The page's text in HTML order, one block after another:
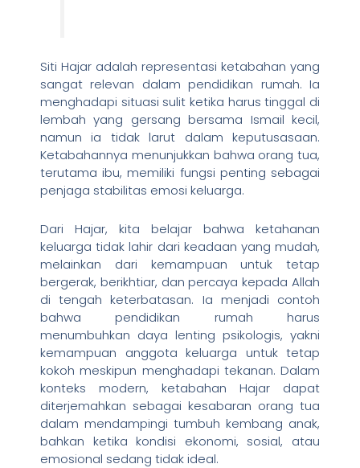
Siti Hajar adalah representasi ketabahan yang
sangat relevan dalam pendidikan rumah. Ia
menghadapi situasi sulit ketika harus tinggal di
lembah yang gersang bersama Ismail kecil,
namun ia tidak larut dalam keputusasaan.
Ketabahannya menunjukkan bahwa orang tua,
terutama ibu, memiliki fungsi penting sebagai
penjaga stabilitas emosi keluarga.
Dari Hajar, kita belajar bahwa ketahanan
keluarga tidak lahir dari keadaan yang mudah,
melainkan dari kemampuan untuk tetap
bergerak, berikhtiar, dan percaya kepada Allah
di tengah keterbatasan. Ia menjadi contoh
bahwa pendidikan rumah harus
menumbuhkan daya lenting psikologis, yakni
kemampuan anggota keluarga untuk tetap
kokoh meskipun menghadapi tekanan. Dalam
konteks modern, ketabahan Hajar dapat
diterjemahkan sebagai kesabaran orang tua
dalam mendampingi tumbuh kembang anak,
bahkan ketika kondisi ekonomi, sosial, atau
emosional sedang tidak ideal.